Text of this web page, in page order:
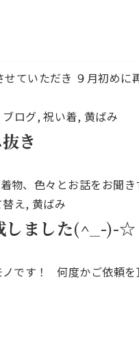
せていただき ９月初め
ブログ,祝い着, 黄ばみ
き
物、色々とお話をお
え, 黄ばみ
ました(^_-)-☆
ノです！ 何度かご依